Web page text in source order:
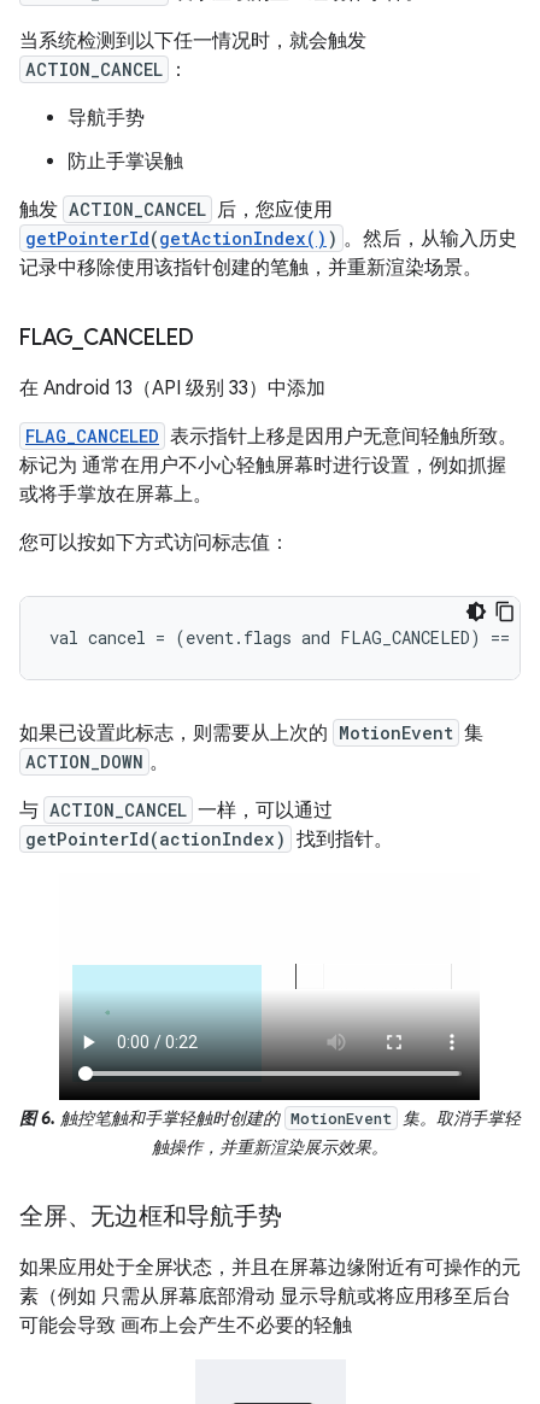
当系统检测到以下任一情况时，就会触发
ACTION_CANCEL
：
导航手势
防止手掌误触
触发 ACTION_CANCEL 后，您应使用
getPointerId(getActionIndex() ) 。然后，从输入历史
记录中移除使用该指针创建的笔触，并重新渲染场景。
FLAG CANCELED
在 Android 13（API 级别 33）中添加
FLAG_CANCELED 表示指针上移是因用户无意间轻触所致。
标记为 通常在用户不小心轻触屏幕时进行设置，例如抓握
或将手掌放在屏幕上。
您可以按如下方式访问标志值：
如果已设置此标志，则需要从上次的 MotionEvent 集
ACTION_DOWN 。
与 ACTION_CANCEL 一样，可以通过
getPointerId(actionIndex) 找到指针。
图 6. 触控笔触和手掌轻触时创建的 MotionEvent
集。取消手掌轻
触操作，并重新渲染展示效果。
全屏、无边框和导航手势
如果应用处于全屏状态，并且在屏幕边缘附近有可操作的元
素（例如 只需从屏幕底部滑动 显示导航或将应用移至后台
可能会导致 画布上会产生不必要的轻触